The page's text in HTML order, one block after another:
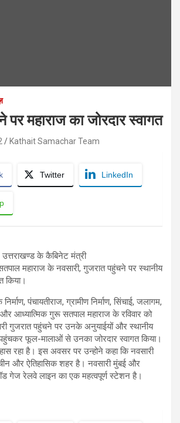
महाराज का जोरदार स्वागत
Kathait Samachar Team
Twitter LinkedIn
उत्तराखण्ड के कैबिनेट मंत्री
महाराज के नवसारी, गुजरात पहुंचने पर स्थानीय
किया।
पंचायतीराज, ग्रामीण निर्माण, सिंचाई, जलागम,
आध्यात्मिक गुरू सतपाल महाराज के रविवार को
गुजरात पहुंचने पर उनके अनुयाईयों और स्थानीय
फूल-मालाओं से उनका जोरदार स्वागत किया।
रहा है। इस अवसर पर उन्होने कहा कि नवसारी
और ऐतिहासिक शहर है। नवसारी मुंबई और
गेज रेलवे लाइन का एक महत्वपूर्ण स्टेशन है।